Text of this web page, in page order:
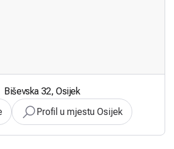
Biševska 32, Osijek
Profil u mjestu Osijek